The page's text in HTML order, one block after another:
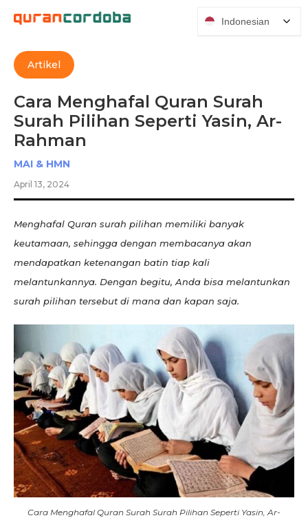
Artikel
Cara Menghafal Quran Surah
Surah Pilihan Seperti Yasin, Ar-
Rahman
MAI & HMN
April 13, 2024
Menghafal Quran surah pilihan memiliki banyak
keutamaan, sehingga dengan membacanya akan
mendapatkan ketenangan batin tiap kali
melantunkannya. Dengan begitu, Anda bisa melantunkan
surah pilihan tersebut di mana dan kapan saja.
Cara Menghafal Quran Surah Surah Pilihan Seperti Yasin, Ar-
Indonesian